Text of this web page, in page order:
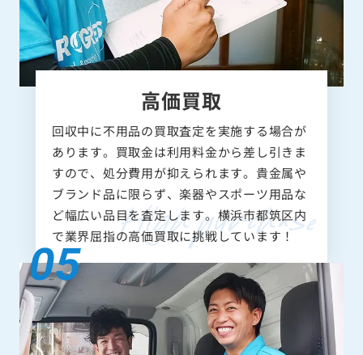
高価買取
回収中に不用品の買取査定を実施する場合が
あります。買取金は利用料金から差し引きま
すので、処分費用が抑えられます。貴金属や
ブランド品に限らず、楽器やスポーツ用品な
ど幅広い品目を査定します。横浜市都筑区内
で業界屈指の高価買取に挑戦しています！